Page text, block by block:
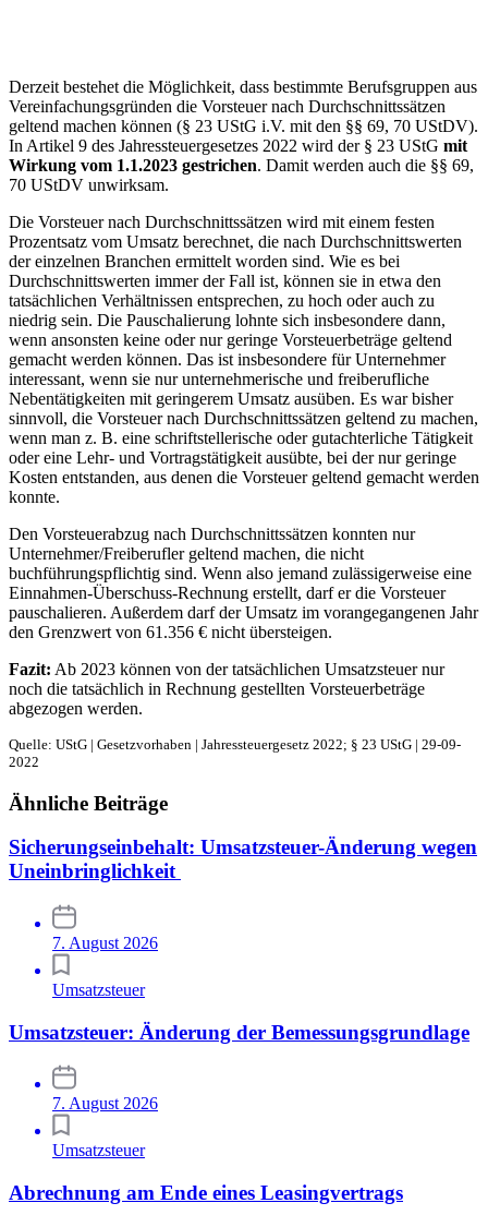
Derzeit bestehet die Möglichkeit, dass bestimmte Berufsgruppen aus
Vereinfachungsgründen die Vorsteuer nach Durchschnittssätzen
geltend machen können (§ 23 UStG i.V. mit den §§ 69, 70 UStDV).
In Artikel 9 des Jahressteuergesetzes 2022 wird der § 23 UStG mit
Wirkung vom 1.1.2023 gestrichen. Damit werden auch die §§ 69,
70 UStDV unwirksam.
Die Vorsteuer nach Durchschnittssätzen wird mit einem festen
Prozentsatz vom Umsatz berechnet, die nach Durchschnittswerten
der einzelnen Branchen ermittelt worden sind. Wie es bei
Durchschnittswerten immer der Fall ist, können sie in etwa den
tatsächlichen Verhältnissen entsprechen, zu hoch oder auch zu
niedrig sein. Die Pauschalierung lohnte sich insbesondere dann,
wenn ansonsten keine oder nur geringe Vorsteuerbeträge geltend
gemacht werden können. Das ist insbesondere für Unternehmer
interessant, wenn sie nur unternehmerische und freiberufliche
Nebentätigkeiten mit geringerem Umsatz ausüben. Es war bisher
sinnvoll, die Vorsteuer nach Durchschnittssätzen geltend zu machen,
wenn man z. B. eine schriftstellerische oder gutachterliche Tätigkeit
oder eine Lehr- und Vortragstätigkeit ausübte, bei der nur geringe
Kosten entstanden, aus denen die Vorsteuer geltend gemacht werden
konnte.
Den Vorsteuerabzug nach Durchschnittssätzen konnten nur
Unternehmer/Freiberufler geltend machen, die nicht
buchführungspflichtig sind. Wenn also jemand zulässigerweise eine
Einnahmen-Überschuss-Rechnung erstellt, darf er die Vorsteuer
pauschalieren. Außerdem darf der Umsatz im vorangegangenen Jahr
den Grenzwert von 61.356 € nicht übersteigen.
Fazit: Ab 2023 können von der tatsächlichen Umsatzsteuer nur
noch die tatsächlich in Rechnung gestellten Vorsteuerbeträge
abgezogen werden.
Quelle: UStG | Gesetzvorhaben | Jahressteuergesetz 2022; § 23 UStG | 29-09-
2022
Ähnliche Beiträge
Sicherungseinbehalt: Umsatzsteuer-Änderung wegen
Uneinbringlichkeit
7. August 2026
Umsatzsteuer
Umsatzsteuer: Änderung der Bemessungsgrundlage
7. August 2026
Umsatzsteuer
Abrechnung am Ende eines Leasingvertrags